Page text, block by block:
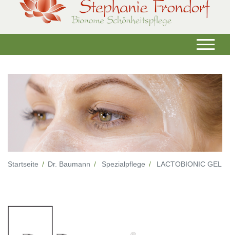
Startseite Dr. Baumann Spezialpflege LACTOBIONIC GEL